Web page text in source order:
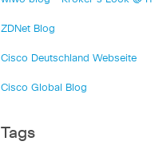
ZDNet Blog
Cisco Deutschland Webseite
Cisco Global Blog
Tags